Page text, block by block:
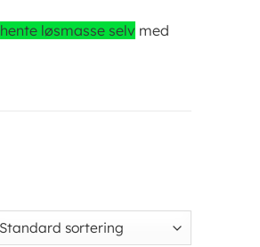
hente løsmasse selv med